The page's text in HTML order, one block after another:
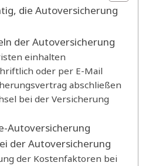
die Autoversicherung
der Autoversicherung
einhalten
oder per E-Mail
abschließen
bei der Versicherung
Autoversicherung
der Autoversicherung
der Kostenfaktoren bei